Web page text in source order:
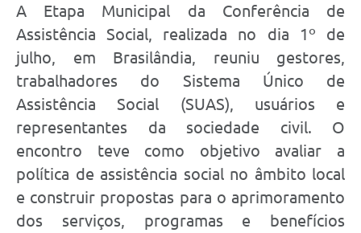
A Etapa Municipal da Conferência de
Assistência Social, realizada no dia 1º de
julho, em Brasilândia, reuniu gestores,
trabalhadores do Sistema Único de
Assistência Social (SUAS), usuários e
representantes da sociedade civil. O
encontro teve como objetivo avaliar a
política de assistência social no âmbito local
e construir propostas para o aprimoramento
dos serviços, programas e benefícios